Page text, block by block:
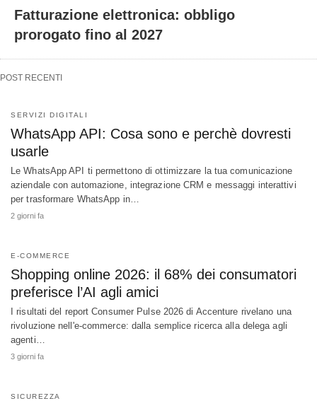
Fatturazione elettronica: obbligo
prorogato fino al 2027
POST RECENTI
SERVIZI DIGITALI
WhatsApp API: Cosa sono e perchè dovresti
usarle
Le WhatsApp API ti permettono di ottimizzare la tua comunicazione
aziendale con automazione, integrazione CRM e messaggi interattivi
per trasformare WhatsApp in…
2 giorni fa
E-COMMERCE
Shopping online 2026: il 68% dei consumatori
preferisce l’AI agli amici
I risultati del report Consumer Pulse 2026 di Accenture rivelano una
rivoluzione nell'e-commerce: dalla semplice ricerca alla delega agli
agenti…
3 giorni fa
SICUREZZA